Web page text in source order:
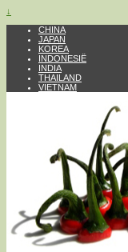
↓
CHINA
JAPAN
KOREA
INDONESIË
INDIA
THAILAND
VIETNAM